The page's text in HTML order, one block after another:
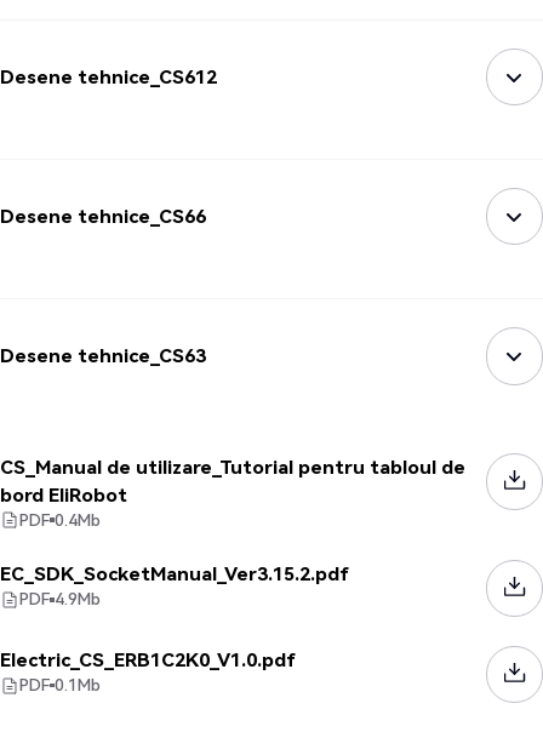
Desene tehnice_CS612
Desene tehnice_CS66
Desene tehnice_CS63
CS_Manual de utilizare_Tutorial pentru tabloul de
bord EliRobot
PDF 0.4Mb
EC_SDK_SocketManual_Ver3.15.2.pdf
PDF 4.9Mb
Electric_CS_ERB1C2K0_V1.0.pdf
PDF 0.1Mb